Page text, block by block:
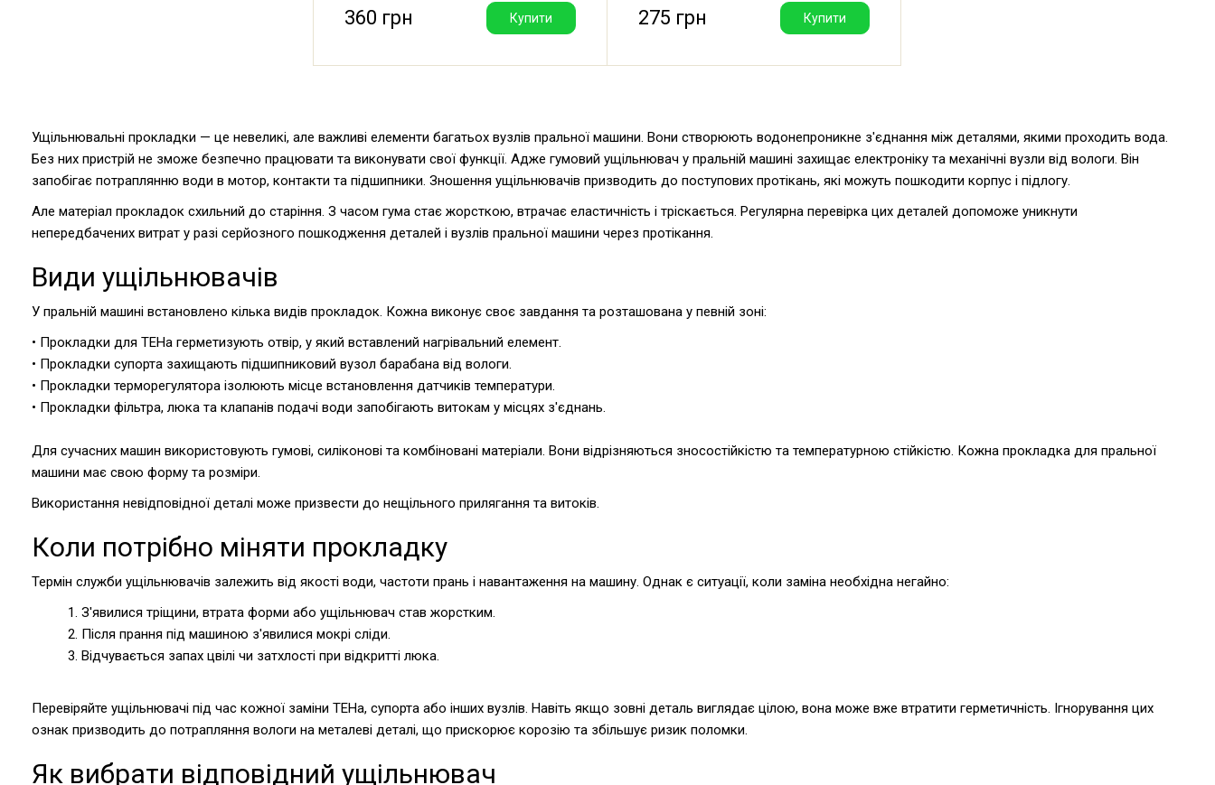
360 грн Купити 275 грн Купити
Ущільнювальні прокладки — це невеликі, але важливі елементи багатьох вузлів пральної машини. Вони створюють водонепроникне з'єднання між деталями, якими проходить вода.
Без них пристрій не зможе безпечно працювати та виконувати свої функції. Адже гумовий ущільнювач у пральній машині захищає електроніку та механічні вузли від вологи. Він
запобігає потраплянню води в мотор, контакти та підшипники. Зношення ущільнювачів призводить до поступових протікань, які можуть пошкодити корпус і підлогу.
Але матеріал прокладок схильний до старіння. З часом гума стає жорсткою, втрачає еластичність і тріскається. Регулярна перевірка цих деталей допоможе уникнути
непередбачених витрат у разі серйозного пошкодження деталей і вузлів пральної машини через протікання.
Види ущільнювачів
У пральній машині встановлено кілька видів прокладок. Кожна виконує своє завдання та розташована у певній зоні:
• Прокладки для ТЕНа герметизують отвір, у який вставлений нагрівальний елемент.
• Прокладки супорта захищають підшипниковий вузол барабана від вологи.
• Прокладки терморегулятора ізолюють місце встановлення датчиків температури.
• Прокладки фільтра, люка та клапанів подачі води запобігають витокам у місцях з'єднань.
Для сучасних машин використовують гумові, силіконові та комбіновані матеріали. Вони відрізняються зносостійкістю та температурною стійкістю. Кожна прокладка для пральної
машини має свою форму та розміри.
Використання невідповідної деталі може призвести до нещільного прилягання та витоків.
Коли потрібно міняти прокладку
Термін служби ущільнювачів залежить від якості води, частоти прань і навантаження на машину. Однак є ситуації, коли заміна необхідна негайно:
1. З'явилися тріщини, втрата форми або ущільнювач став жорстким.
2. Після прання під машиною з'явилися мокрі сліди.
3. Відчувається запах цвілі чи затхлості при відкритті люка.
Перевіряйте ущільнювачі під час кожної заміни ТЕНа, супорта або інших вузлів. Навіть якщо зовні деталь виглядає цілою, вона може вже втратити герметичність. Ігнорування цих
ознак призводить до потрапляння вологи на металеві деталі, що прискорює корозію та збільшує ризик поломки.
Як вибрати відповідний ущільнювач